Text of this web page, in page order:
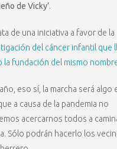
de Vicky’.
de una iniciativa a favor de la
del cáncer infantil que
la fundación del mismo
eso sí, la marcha será algo
a causa de la pandemia no
acercarnos todos a
Sólo podrán hacerlo los